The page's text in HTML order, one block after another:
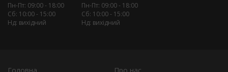
Пн-Пт: 09:00 - 18:00
Сб: 10:00 - 15:00
Нд: вихідний
Пн-Пт: 09:00 - 18:00
Сб: 10:00 - 15:00
Нд: вихідний